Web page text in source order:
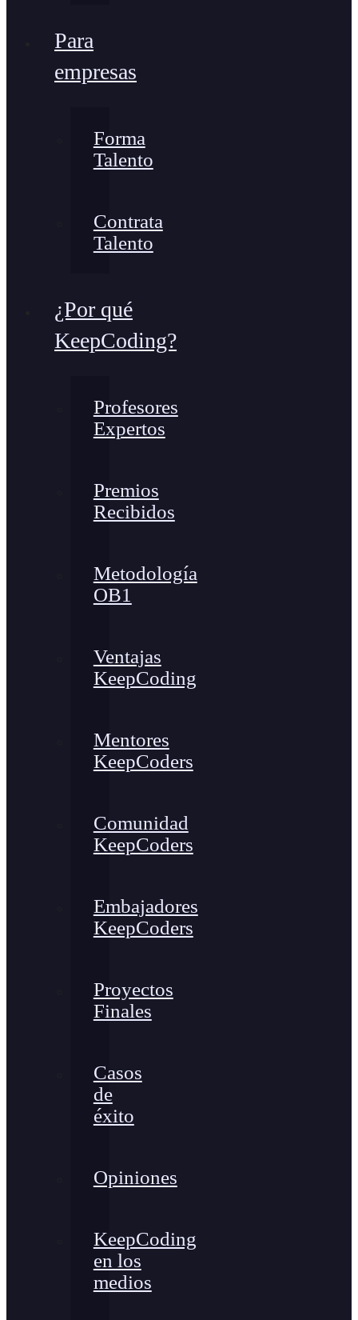
Para
empresas
Forma
Talento
Contrata
Talento
¿Por qué
KeepCoding?
Profesores
Expertos
Premios
Recibidos
Metodología
OB1
Ventajas
KeepCoding
Mentores
KeepCoders
Comunidad
KeepCoders
Embajadores
KeepCoders
Proyectos
Finales
Casos
de
éxito
Opiniones
KeepCoding
en los
medios